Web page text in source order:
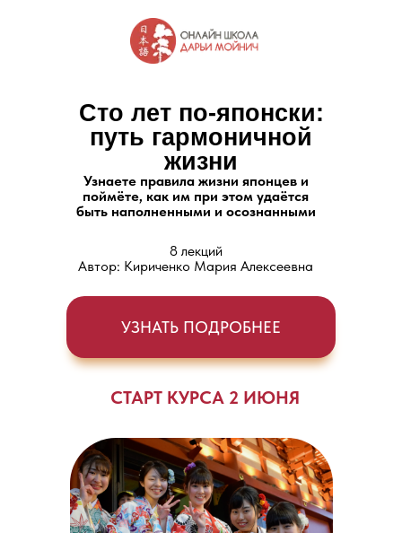
Сто лет по-японски:
путь гармоничной
жизни
Узнаете правила жизни японцев и
поймёте, как им при этом удаётся
быть наполненными и осознанными
УЗНАТЬ ПОДРОБНЕЕ
СТАРТ КУРСА 2 ИЮНЯ
8 лекций
Автор: Кириченко Мария Алексеевна